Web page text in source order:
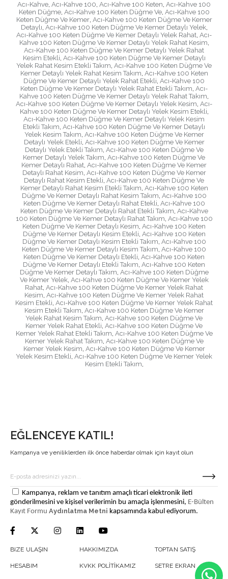
Acı-Kahve, Acı-Kahve 100, Acı-Kahve 100 Keten, Acı-Kahve 100
Keten Düğme, Acı-Kahve 100 Keten Düğme Ve, Acı-Kahve 100
Keten Düğme Ve Kemer, Acı-Kahve 100 Keten Düğme Ve Kemer
Detaylı, Acı-Kahve 100 Keten Düğme Ve Kemer Detaylı Yelek,
Acı-Kahve 100 Keten Düğme Ve Kemer Detaylı Yelek Rahat, Acı-
Kahve 100 Keten Düğme Ve Kemer Detaylı Yelek Rahat Kesim,
Acı-Kahve 100 Keten Düğme Ve Kemer Detaylı Yelek Rahat
Kesim Etekli, Acı-Kahve 100 Keten Düğme Ve Kemer Detaylı
Yelek Rahat Kesim Etekli Takım, Acı-Kahve 100 Keten Düğme Ve
Kemer Detaylı Yelek Rahat Kesim Takım, Acı-Kahve 100 Keten
Düğme Ve Kemer Detaylı Yelek Rahat Etekli, Acı-Kahve 100
Keten Düğme Ve Kemer Detaylı Yelek Rahat Etekli Takım, Acı-
Kahve 100 Keten Düğme Ve Kemer Detaylı Yelek Rahat Takım,
Acı-Kahve 100 Keten Düğme Ve Kemer Detaylı Yelek Kesim, Acı-
Kahve 100 Keten Düğme Ve Kemer Detaylı Yelek Kesim Etekli,
Acı-Kahve 100 Keten Düğme Ve Kemer Detaylı Yelek Kesim
Etekli Takım, Acı-Kahve 100 Keten Düğme Ve Kemer Detaylı
Yelek Kesim Takım, Acı-Kahve 100 Keten Düğme Ve Kemer
Detaylı Yelek Etekli, Acı-Kahve 100 Keten Düğme Ve Kemer
Detaylı Yelek Etekli Takım, Acı-Kahve 100 Keten Düğme Ve
Kemer Detaylı Yelek Takım, Acı-Kahve 100 Keten Düğme Ve
Kemer Detaylı Rahat, Acı-Kahve 100 Keten Düğme Ve Kemer
Detaylı Rahat Kesim, Acı-Kahve 100 Keten Düğme Ve Kemer
Detaylı Rahat Kesim Etekli, Acı-Kahve 100 Keten Düğme Ve
Kemer Detaylı Rahat Kesim Etekli Takım, Acı-Kahve 100 Keten
Düğme Ve Kemer Detaylı Rahat Kesim Takım, Acı-Kahve 100
Keten Düğme Ve Kemer Detaylı Rahat Etekli, Acı-Kahve 100
Keten Düğme Ve Kemer Detaylı Rahat Etekli Takım, Acı-Kahve
100 Keten Düğme Ve Kemer Detaylı Rahat Takım, Acı-Kahve 100
Keten Düğme Ve Kemer Detaylı Kesim, Acı-Kahve 100 Keten
Düğme Ve Kemer Detaylı Kesim Etekli, Acı-Kahve 100 Keten
Düğme Ve Kemer Detaylı Kesim Etekli Takım, Acı-Kahve 100
Keten Düğme Ve Kemer Detaylı Kesim Takım, Acı-Kahve 100
Keten Düğme Ve Kemer Detaylı Etekli, Acı-Kahve 100 Keten
Düğme Ve Kemer Detaylı Etekli Takım, Acı-Kahve 100 Keten
Düğme Ve Kemer Detaylı Takım, Acı-Kahve 100 Keten Düğme
Ve Kemer Yelek, Acı-Kahve 100 Keten Düğme Ve Kemer Yelek
Rahat, Acı-Kahve 100 Keten Düğme Ve Kemer Yelek Rahat
Kesim, Acı-Kahve 100 Keten Düğme Ve Kemer Yelek Rahat
Kesim Etekli, Acı-Kahve 100 Keten Düğme Ve Kemer Yelek Rahat
Kesim Etekli Takım, Acı-Kahve 100 Keten Düğme Ve Kemer
Yelek Rahat Kesim Takım, Acı-Kahve 100 Keten Düğme Ve
Kemer Yelek Rahat Etekli, Acı-Kahve 100 Keten Düğme Ve
Kemer Yelek Rahat Etekli Takım, Acı-Kahve 100 Keten Düğme Ve
Kemer Yelek Rahat Takım, Acı-Kahve 100 Keten Düğme Ve
Kemer Yelek Kesim, Acı-Kahve 100 Keten Düğme Ve Kemer
Yelek Kesim Etekli, Acı-Kahve 100 Keten Düğme Ve Kemer Yelek
Kesim Etekli Takım,
EĞLENCEYE KATIL!
Kampanya ve yeniliklerden ilk önce haberdar olmak için kayıt olun
Kampanya, reklam ve tanıtım amaçlı ticari elektronik ileti
gönderilmesini ve kişisel verilerimin bu amaçla işlenmesini, E-Bülten
Kayıt Formu Aydınlatma Metni kapsamında kabul ediyorum.
BIZE ULAŞIN
HESABIM
HAKKIMIZDA
KVKK POLİTİKAMIZ
TOPTAN SATIŞ
SETRE EKRAN